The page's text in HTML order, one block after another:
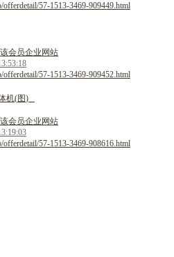
57-1513-3469-909449.html
会员企业网站
57-1513-3469-909452.html
机(图)
会员企业网站
57-1513-3469-908616.html